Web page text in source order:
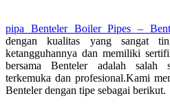
pipa Benteler Boiler Pipes –
dengan kualitas yang sangat
ketangguhannya dan memiliki
bersama Benteler adalah salah
terkemuka dan profesional.Kami
Benteler dengan tipe sebagai berikut.